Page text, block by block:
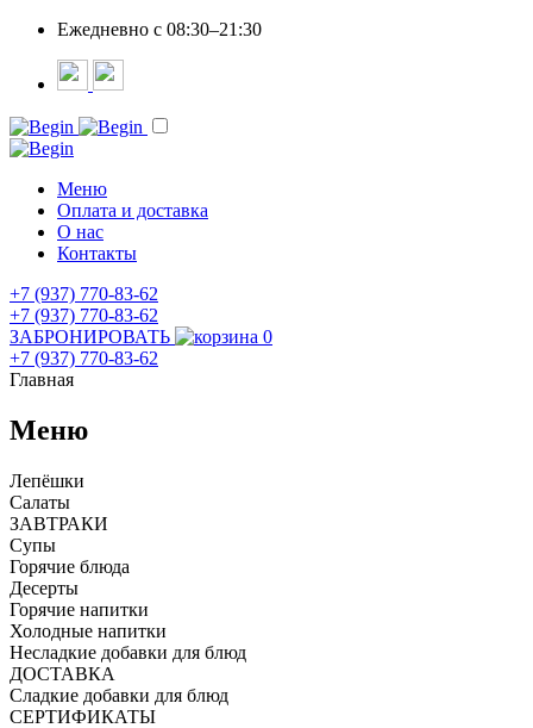
Ежедневно c 08:30–21:30
Меню
Оплата и доставка
О нас
Контакты
+7 (937) 770-83-62
+7 (937) 770-83-62
ЗАБРОНИРОВАТЬ
0
+7 (937) 770-83-62
Главная
Меню
Лепёшки
Салаты
ЗАВТРАКИ
Супы
Горячие блюда
Десерты
Горячие напитки
Холодные напитки
Несладкие добавки для блюд
ДОСТАВКА
Сладкие добавки для блюд
СЕРТИФИКАТЫ